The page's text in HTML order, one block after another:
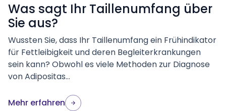
Was sagt Ihr Taillenumfang über
Sie aus?
Wussten Sie, dass Ihr Taillenumfang ein Frühindikator
für Fettleibigkeit und deren Begleiterkrankungen
sein kann? Obwohl es viele Methoden zur Diagnose
von Adipositas...
Mehr erfahren